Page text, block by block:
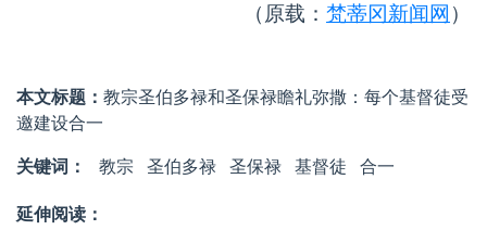
（原载： 梵蒂冈新闻网 ）
本文标题： 教宗圣伯多禄和圣保禄瞻礼弥撒：每个基督徒受
邀建设合一
关键词： 教宗 圣伯多禄 圣保禄 基督徒 合一
延伸阅读：